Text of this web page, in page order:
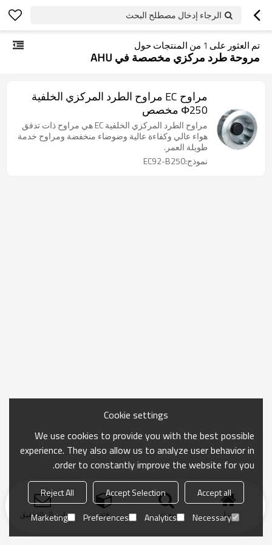
الرجاء إدخال مصطلح البحث
تم العثور على 1 من المنتجات حول
مروحة طرد مركزي مخصصة في AHU
مراوح EC مراوح الطرد المركزي الخلفية
Φ250 مخصص
مراوح الطرد المركزي الخلفية EC هي مراوح ذات تدفق
هواء عالي وكفاءة عالية وضوضاء منخفضة ومراوح خدمة
طويلة العمر.
نموذج:EC92-B250
منزل بحث فئة ارسال التحقيق
Cookie settings
We use cookies to provide you with the best possible
experience. They also allow us to analyze user behavior in
order to constantly improve the website for you.
Accept all
Accept Selection
Reject All
Necessary
Analytics
Preferences
Marketing